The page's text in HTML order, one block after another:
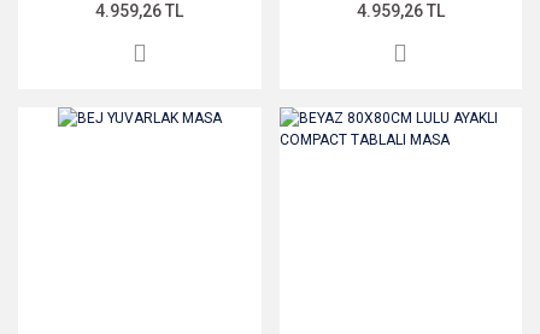
4.959,26 TL 4.959,26 TL